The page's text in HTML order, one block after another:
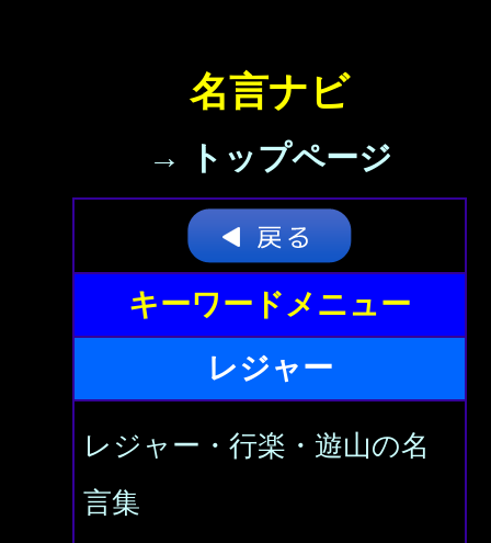
名言ナビ
→ トップページ
キーワードメニュー
レジャー
レジャー・行楽・遊山の名
言集